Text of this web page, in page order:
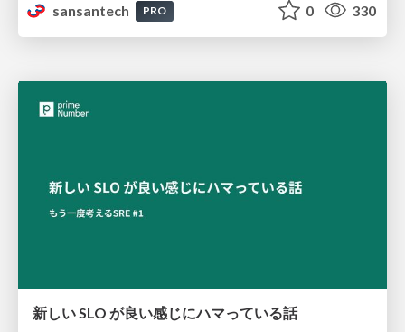
sansantech
PRO 0 330
新しい SLO が良い感じにハマっている話